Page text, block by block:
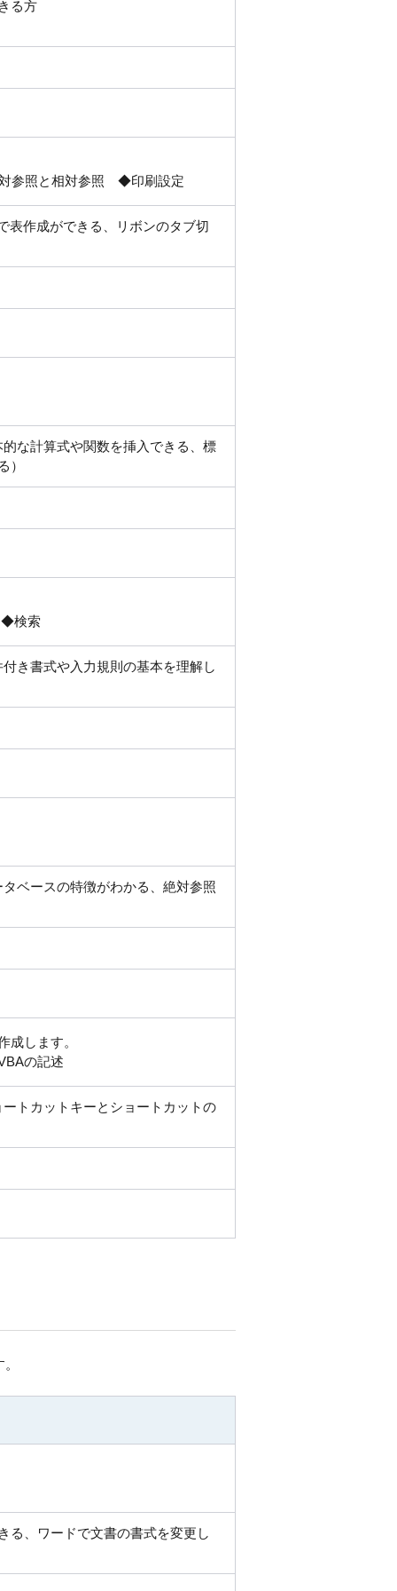
る方
照と相対参照 ◆印刷設定
表作成ができる、リボンのタブ切
な計算式や関数を挿入できる、標
）
検索
き書式や入力規則の基本を理解し
ベースの特徴がわかる、絶対参照
成します。
の記述
トカットキーとショートカットの
る、ワードで文書の書式を変更し